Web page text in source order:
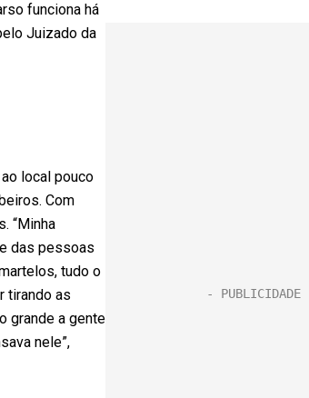
funciona há
Juizado da
local pouco
Com
“Minha
das pessoas
tudo o
tirando as
grande a gente
nele”,